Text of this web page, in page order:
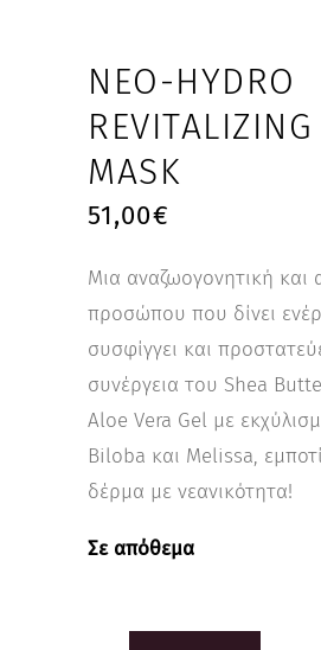
NEO-HYDRO
REVITALIZING
MASK
51,00€
Μια αναζωογονητική
προσώπου που δίνει
συσφίγγει και
συνέργεια του Shea
Aloe Vera Gel με
Biloba και Melissa,
δέρμα με νεανικότητα!
Σε απόθεμα